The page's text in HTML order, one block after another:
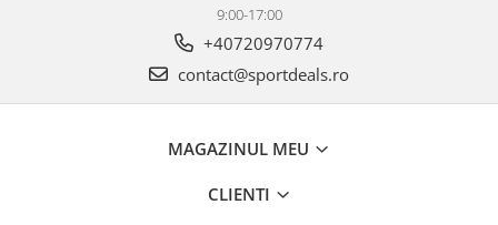
9:00-17:00
+40720970774
contact@sportdeals.ro
MAGAZINUL MEU
CLIENTI